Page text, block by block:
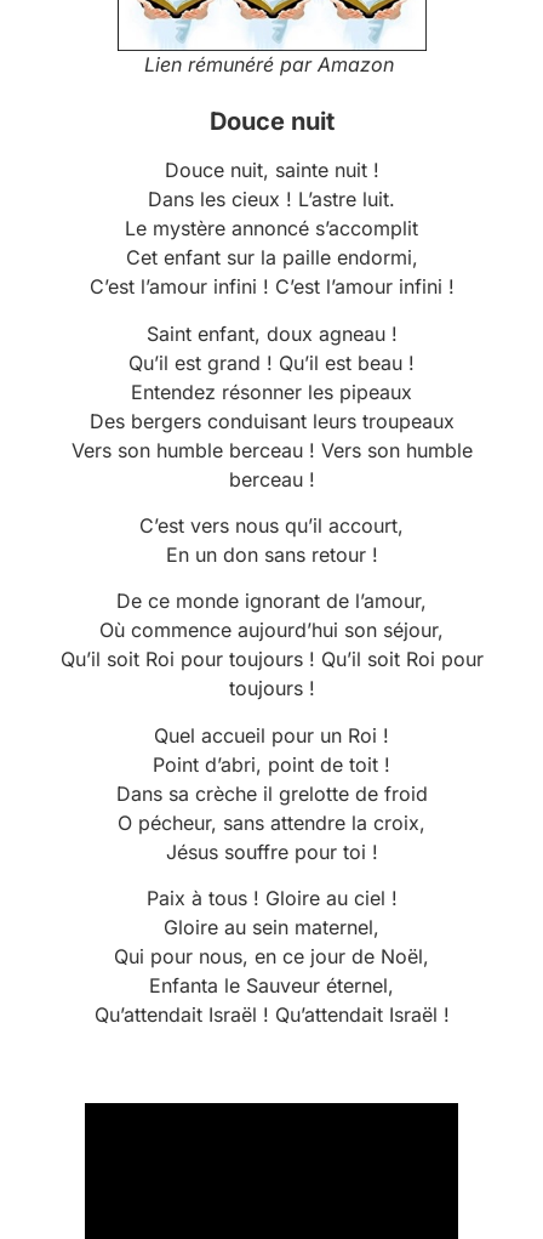
Lien rémunéré par Amazon
Douce nuit
Douce nuit, sainte nuit !
Dans les cieux ! L’astre luit.
Le mystère annoncé s’accomplit
Cet enfant sur la paille endormi,
C’est l’amour infini ! C’est l’amour infini !
Saint enfant, doux agneau !
Qu’il est grand ! Qu’il est beau !
Entendez résonner les pipeaux
Des bergers conduisant leurs troupeaux
Vers son humble berceau ! Vers son humble
berceau !
C’est vers nous qu’il accourt,
En un don sans retour !
De ce monde ignorant de l’amour,
Où commence aujourd’hui son séjour,
Qu’il soit Roi pour toujours ! Qu’il soit Roi pour
toujours !
Quel accueil pour un Roi !
Point d’abri, point de toit !
Dans sa crèche il grelotte de froid
O pécheur, sans attendre la croix,
Jésus souffre pour toi !
Paix à tous ! Gloire au ciel !
Gloire au sein maternel,
Qui pour nous, en ce jour de Noël,
Enfanta le Sauveur éternel,
Qu’attendait Israël ! Qu’attendait Israël !